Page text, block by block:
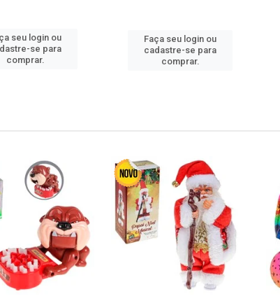
seu login ou
se para
comprar.
Faça seu login ou
cadastre-se para
comprar.